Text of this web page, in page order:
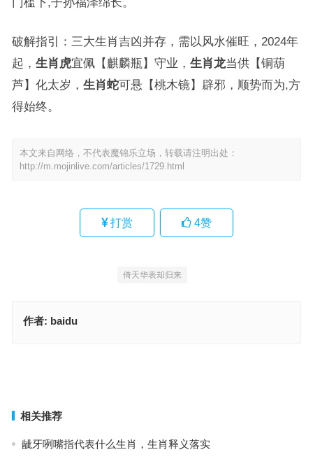
破解指引：三大生肖吉凶并存，需以风水催旺，2024年
起， 生肖虎宜佩【麒麟瓶】守业， 生肖龙当供【铜葫
芦】化太岁， 生肖蛇可悬【桃木镜】辟邪，顺势而为,方
得始终。
本文来自网络，不代表魔锦乐立场，转载请注明出处：
http://m.mojinlive.com/articles/1729.html
打赏 4赞
倚天华表却归来
作者: baidu
相关推荐
龇牙咧嘴指代表什么生肖，生肖释义落实